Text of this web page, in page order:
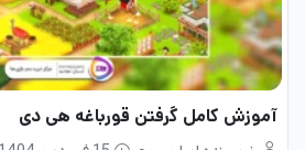
آموزش کامل گرفتن قورباغه هی دی